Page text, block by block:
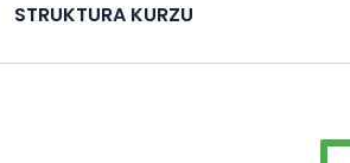
STRUKTURA KURZU